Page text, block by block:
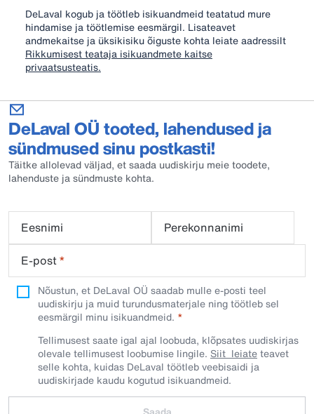
DeLaval kogub ja töötleb isikuandmeid teatatud mure
hindamise ja töötlemise eesmärgil. Lisateavet
andmekaitse ja üksikisiku õiguste kohta leiate aadressilt
Rikkumisest teataja isikuandmete kaitse
privaatsusteatis.
DeLaval OÜ tooted, lahendused ja
sündmused sinu postkasti!
Täitke allolevad väljad, et saada uudiskirju meie toodete,
lahenduste ja sündmuste kohta.
Eesnimi
Perekonnanimi
E-post*
Nõustun, et DeLaval OÜ saadab mulle e-posti teel
uudiskirju ja muid turundusmaterjale ning töötleb sel
eesmärgil minu isikuandmeid.​
Tellimusest saate igal ajal loobuda, klõpsates uudiskirjas
olevale tellimusest loobumise lingile. Siit leiateteavet
selle kohta, kuidas DeLaval töötleb veebisaidi ja
uudiskirjade kaudu kogutud isikuandmeid.